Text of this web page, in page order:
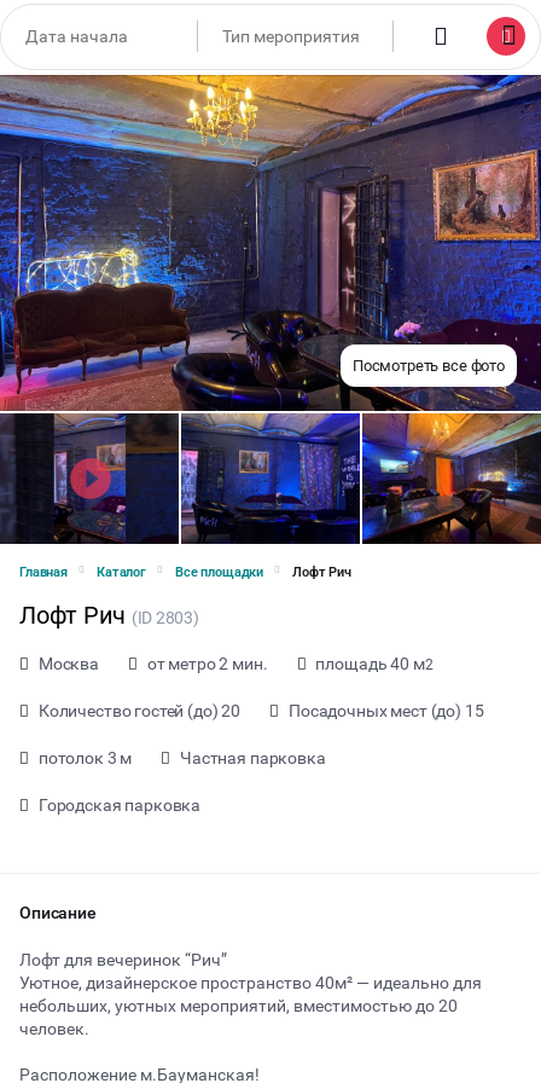
Посмотреть все фото
Главная Каталог Все площадки Лофт Рич
Лофт Рич (ID 2803)
Москва от метро 2 мин. площадь 40 м2
Количество гостей (до) 20 Посадочных мест (до) 15
потолок 3 м Частная парковка
Городская парковка
Описание
Лофт для вечеринок “Рич”
Уютное, дизайнерское пространство 40м² — идеально для
небольших, уютных мероприятий, вместимостью до 20
человек.
Расположение м.Бауманская!
от 1500 ₽ за час
Тип мероприятия